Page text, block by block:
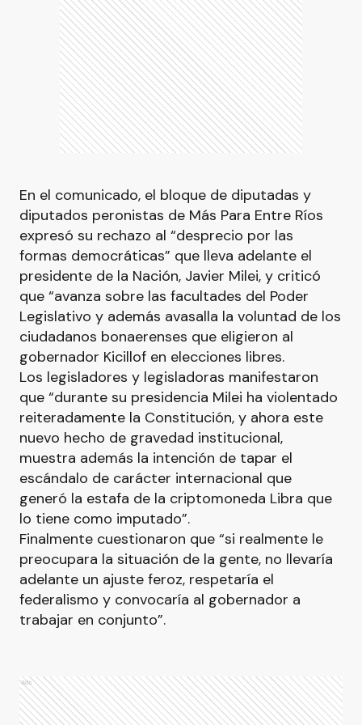
En el comunicado, el bloque de diputadas y
diputados peronistas de Más Para Entre Ríos
expresó su rechazo al “desprecio por las
formas democráticas” que lleva adelante el
presidente de la Nación, Javier Milei, y criticó
que “avanza sobre las facultades del Poder
Legislativo y además avasalla la voluntad de los
ciudadanos bonaerenses que eligieron al
gobernador Kicillof en elecciones libres.
Los legisladores y legisladoras manifestaron
que “durante su presidencia Milei ha violentado
reiteradamente la Constitución, y ahora este
nuevo hecho de gravedad institucional,
muestra además la intención de tapar el
escándalo de carácter internacional que
generó la estafa de la criptomoneda Libra que
lo tiene como imputado”.
Finalmente cuestionaron que “si realmente le
preocupara la situación de la gente, no llevaría
adelante un ajuste feroz, respetaría el
federalismo y convocaría al gobernador a
trabajar en conjunto”.
Ads